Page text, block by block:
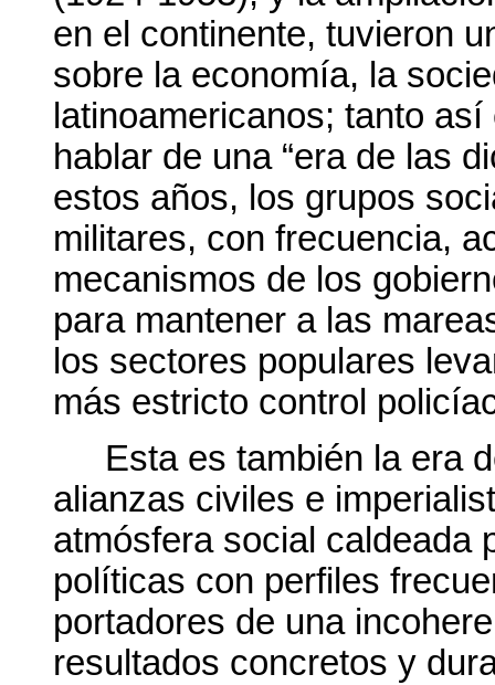
en el continente, tuvieron
sobre la economía, la
latinoamericanos; tanto
hablar de una “era de las
estos años, los grupos
militares, con frecuencia,
mecanismos de los
para mantener a las
los sectores populares
más estricto control
Esta es también la era
alianzas civiles e
atmósfera social caldeada
políticas con perfiles
portadores de una
resultados concretos y